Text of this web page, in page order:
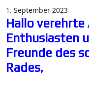
1. September 2023
Hallo verehrte
Enthusiasten
Freunde des
Rades,